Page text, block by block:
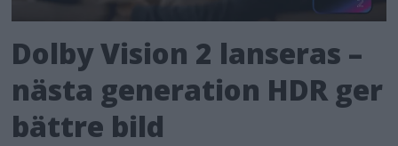
Dolby Vision 2 lanseras –
nästa generation HDR ger
bättre bild